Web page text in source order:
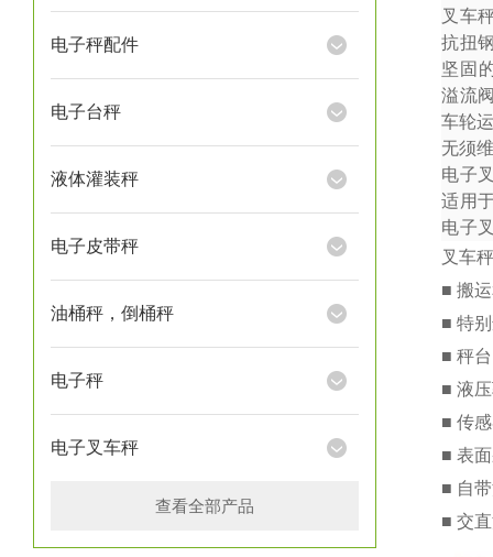
电子秤配件
电子台秤
液体灌装秤
电子皮带秤
油桶秤，倒桶秤
电子秤
电子叉车秤
查看全部产品
叉车
抗扭
坚固
溢流
车轮
无须
电子
适用
电子
叉车
■ 搬
■ 特
■ 秤
■ 液
■ 传
■ 表
■ 自
■ 交